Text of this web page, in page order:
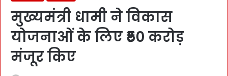
मुख्यमंत्री धामी ने विकास
योजनाओं के लिए ₹50 करोड़
मंजूर किए